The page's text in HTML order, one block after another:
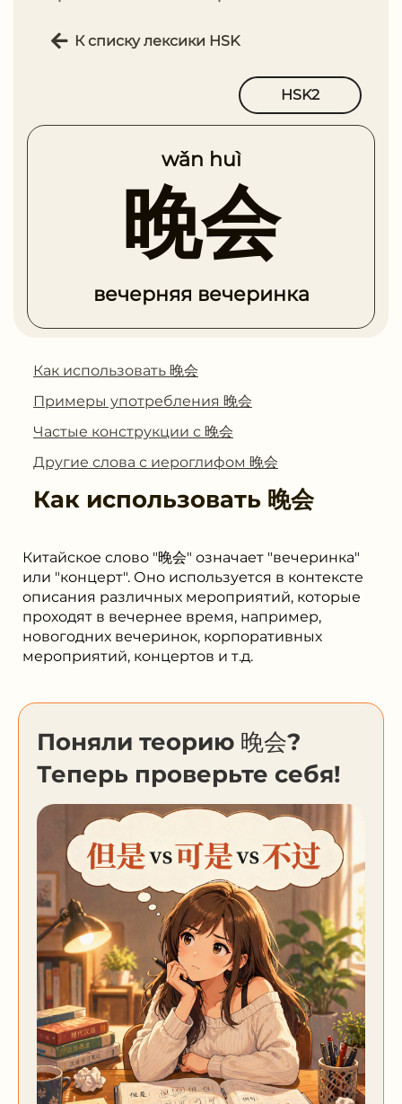
К списку лексики HSK
HSK2
wǎn huì
晚会
вечерняя вечеринка
Как использовать 晚会
Примеры употребления 晚会
Частые конструкции с 晚会
Другие слова с иероглифом 晚会
Как использовать 晚会
Китайское слово "晚会" означает "вечеринка"
или "концерт". Оно используется в контексте
описания различных мероприятий, которые
проходят в вечернее время, например,
новогодних вечеринок, корпоративных
мероприятий, концертов и т.д.
Поняли теорию 晚会?
Теперь проверьте себя!